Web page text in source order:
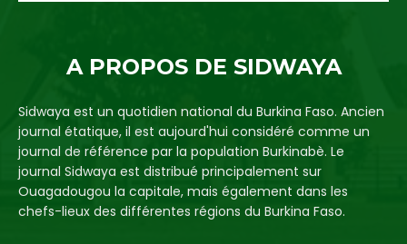
A PROPOS DE SIDWAYA
Sidwaya est un quotidien national du Burkina Faso. Ancien
journal étatique, il est aujourd'hui considéré comme un
journal de référence par la population Burkinabè. Le
journal Sidwaya est distribué principalement sur
Ouagadougou la capitale, mais également dans les
chefs-lieux des différentes régions du Burkina Faso.